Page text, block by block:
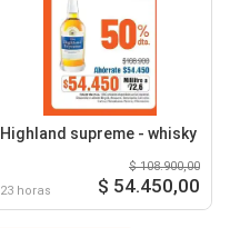
Highland supreme - whisky
23 horas
$ 108.900,00
$ 54.450,00